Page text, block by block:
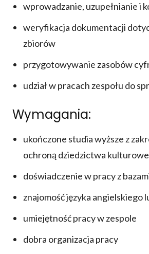
wprowadzanie, uzupełnianie i
weryfikacja dokumentacji
zbiorów
przygotowywanie zasobów
udział w pracach zespołu do
Wymagania:
ukończone studia wyższe z
ochroną dziedzictwa
doświadczenie w pracy z
znajomość języka angielskiego
umiejętność pracy w zespole
dobra organizacja pracy